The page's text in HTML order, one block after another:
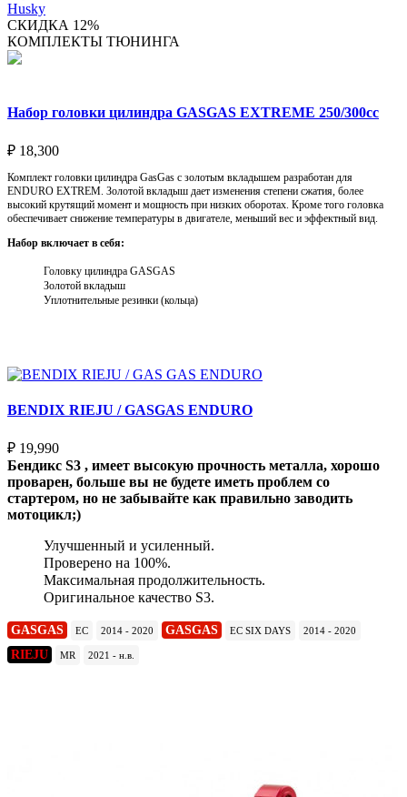
Husky
СКИДКА 12%
КОМПЛЕКТЫ ТЮНИНГА
Набор головки цилиндра GASGAS EXTREME 250/300cc
₽ 18,300
Комплект головки цилиндра GasGas с золотым вкладышем разработан для
ENDURO EXTREM. Золотой вкладыш дает изменения степени сжатия, более
высокий крутящий момент и мощность при низких оборотах. Кроме того головка
обеспечивает снижение температуры в двигателе, меньший вес и эффектный вид.
Набор включает в себя:
Головку цилиндра GASGAS
Золотой вкладыш
Уплотнительные резинки (кольца)
BENDIX RIEJU / GASGAS ENDURO
₽ 19,990
Бендикс S3 , имеет высокую прочность металла, хорошо
проварен, больше вы не будете иметь проблем со
стартером, но не забывайте как правильно заводить
мотоцикл;)
Улучшенный и усиленный.
Проверено на 100%.
Максимальная продолжительность.
Оригинальное качество S3.
GASGAS EC 2014 - 2020 GASGAS EC SIX DAYS 2014 - 2020
RIEJU MR 2021 - н.в.